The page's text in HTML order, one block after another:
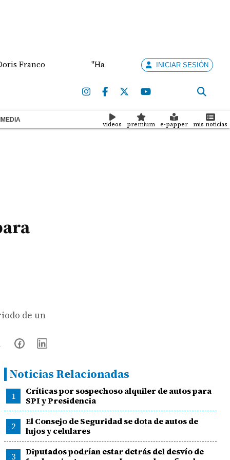
"Hay Martinelli pa' rato", dijo el abogado
INICIAR SESIÓN
videos premium e-papper mis noticias
de un
Noticias Relacionadas
1
Críticas por sospechoso alquiler de autos para
SPI y Presidencia
2
El Consejo de Seguridad se dota de autos de
lujos y celulares
3
Diputados podrían estar detrás del desvío de